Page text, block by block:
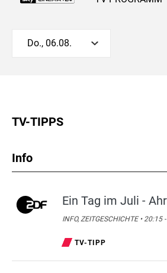
Do., 06.08.
TV-TIPPS
Info
Ein Tag im Juli -
INFO, ZEITGESCHICHTE • 20:15
TV-TIPP